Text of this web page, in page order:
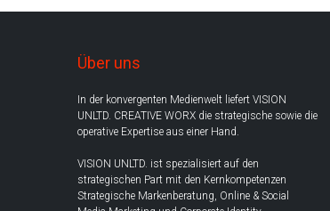
Über uns
In der konvergenten Medienwelt liefert VISION
UNLTD. CREATIVE WORX die strategische sowie die
operative Expertise aus einer Hand.
VISION UNLTD. ist spezialisiert auf den
strategischen Part mit den Kernkompetenzen
Strategische Markenberatung, Online & Social